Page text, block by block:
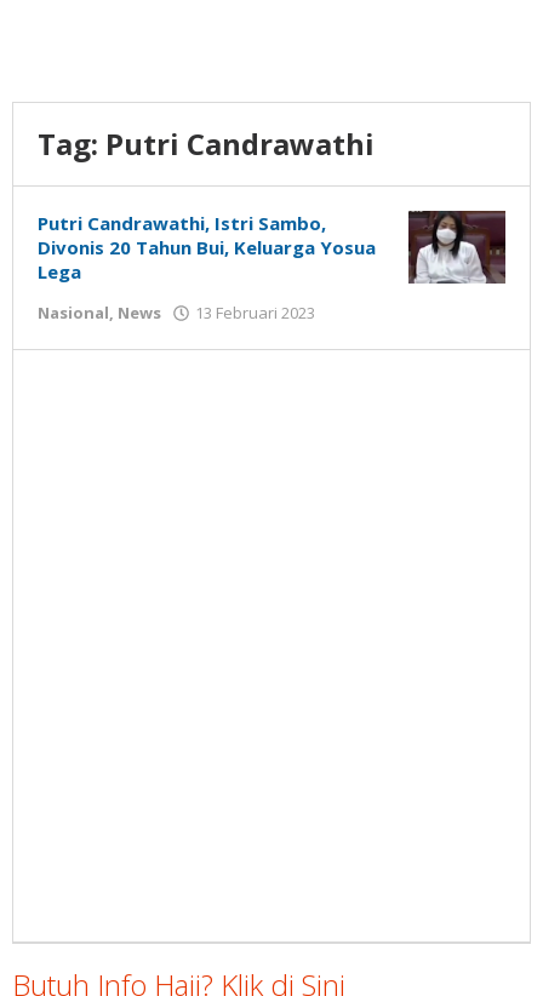
Tag: Putri Candrawathi
Putri Candrawathi, Istri Sambo,
Divonis 20 Tahun Bui, Keluarga Yosua
Lega
Nasional, News 13 Februari 2023
Susanto
Butuh Info Haji? Klik di Sini